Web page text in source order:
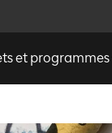
et programmes